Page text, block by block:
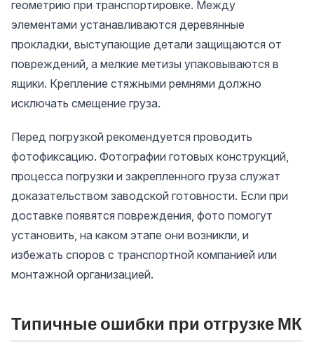
геометрию при транспортировке. Между
элементами устанавливаются деревянные
прокладки, выступающие детали защищаются от
повреждений, а мелкие метизы упаковываются в
ящики. Крепление стяжными ремнями должно
исключать смещение груза.
Перед погрузкой рекомендуется проводить
фотофиксацию. Фотографии готовых конструкций,
процесса погрузки и закрепленного груза служат
доказательством заводской готовности. Если при
доставке появятся повреждения, фото помогут
установить, на каком этапе они возникли, и
избежать споров с транспортной компанией или
монтажной организацией.
Типичные ошибки при отгрузке МК